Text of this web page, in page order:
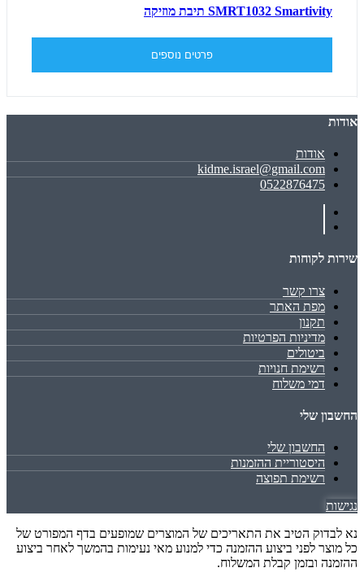
SMRT1032 Smartivity תיבת מוזיקה
פרטים נוספים
אודות
אודות
kidme.israel@gmail.com
0522876475
שירות לקוחות
צרו קשר
מפת האתר
תקנון
מדיניות הפרטיות
ביטולים
רשימת חנויות
דמי משלוח
החשבון שלי
החשבון שלי
היסטוריית ההזמנות
רשימת תפוצה
נגישות
נא לבדוק הטיב את התאריכים של המוצרים שמופעים בדף המפורט של
כל מוצר לפני ביצוע ההזמנה כדי למנוע מאי נעימות בהמשך לאחר ביצוע
ההזמנה ובזמן קבלת המשלוח.